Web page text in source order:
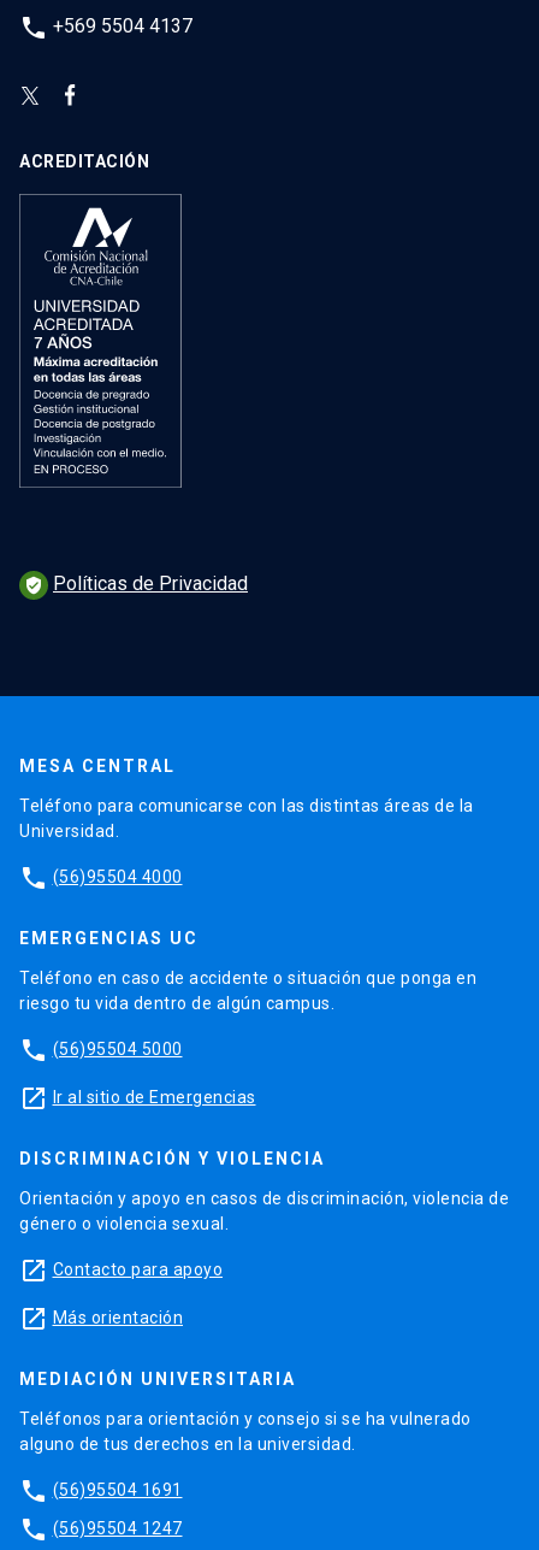
phone +569 5504 4137
ACREDITACIÓN
verified_user Políticas de Privacidad
MESA CENTRAL
Teléfono para comunicarse con las distintas áreas de la
Universidad.
phone (56)95504 4000
EMERGENCIAS UC
Teléfono en caso de accidente o situación que ponga en
riesgo tu vida dentro de algún campus.
phone (56)95504 5000
launch Ir al sitio de Emergencias
DISCRIMINACIÓN Y VIOLENCIA
Orientación y apoyo en casos de discriminación, violencia de
género o violencia sexual.
launch Contacto para apoyo
launch Más orientación
MEDIACIÓN UNIVERSITARIA
Teléfonos para orientación y consejo si se ha vulnerado
alguno de tus derechos en la universidad.
phone (56)95504 1691
phone (56)95504 1247